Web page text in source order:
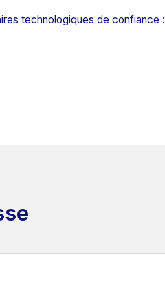
technologiques de confiance :